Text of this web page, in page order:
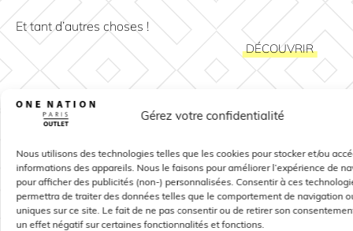
Gérez votre confidentialité
Nous utilisons des technologies telles que les cookies pour stocker et/ou
informations des appareils. Nous le faisons pour améliorer l’expérience de
pour afficher des publicités (non-) personnalisées. Consentir à ces
permettra de traiter des données telles que le comportement de navigation
uniques sur ce site. Le fait de ne pas consentir ou de retirer son
un effet négatif sur certaines fonctionnalités et fonctions.
Et tant d’autres choses !
DÉCOUVRIR